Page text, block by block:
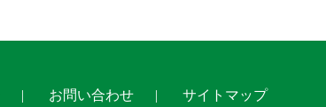
お問い合わせ サイトマップ